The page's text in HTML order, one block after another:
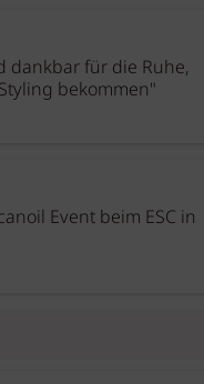
dankbar für die Ruhe,
bekommen"
Event beim ESC in